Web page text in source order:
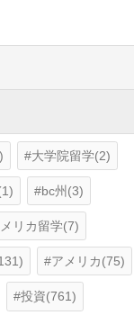
大学院留学(2)
bc州(3)
リカ留学(7)
アメリカ(75)
投資(761)